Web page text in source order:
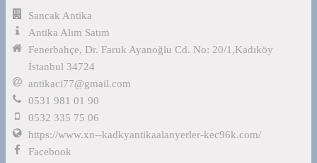
Sancak Antika
Antika Alım Satım
Fenerbahçe, Dr. Faruk Ayanoğlu Cd. No: 20/1,Kadıköy
İstanbul 34724
antikaci77@gmail.com
0531 981 01 90
0532 335 75 06
https://www.xn--kadkyantikaalanyerler-kec96k.com/
Facebook